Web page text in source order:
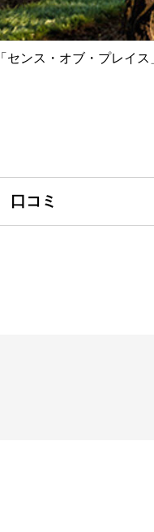
「センス・オブ・プレイ
口コミ